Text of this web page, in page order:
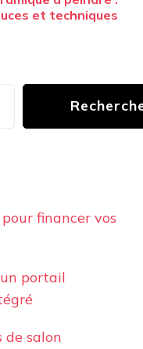
et techniques
financer vos
portail
salon